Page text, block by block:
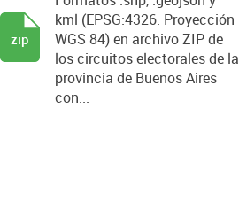
kml (EPSG:4326. Proyección
WGS 84) en archivo ZIP de
los circuitos electorales de la
provincia de Buenos Aires
con...
zip